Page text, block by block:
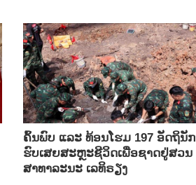
ຄົ້ນ​ພົບ ແລະ ທ້ອນ​ໂຮມ 197 ອັດ​ຖິ​ນັກ​
ຮົບ​ເສຍ​ສະຫຼະ​ຊີ​ວິດ​ເພື່ອ​ຊາດ​ຢູ່​ສວນ​
ສາ​ທາ​ລະ​ນະ ເລ​ທິ​ຣຽງ